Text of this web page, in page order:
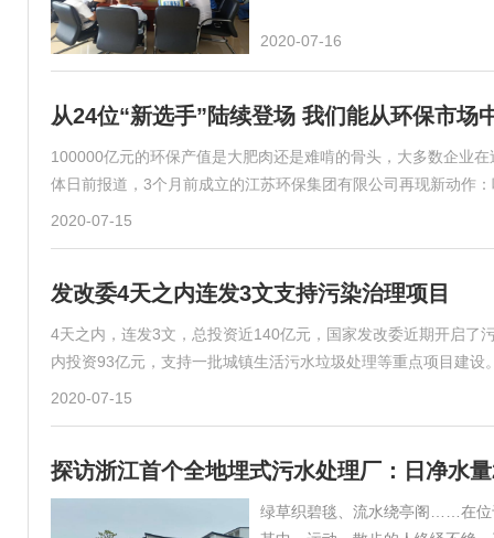
2020-07-16
从24位“新选手”陆续登场 我们能从环保市场
100000亿元的环保产值是大肥肉还是难啃的骨头，大多数企业
体日前报道，3个月前成立的江苏环保集团有限公司再现新动作
2020-07-15
发改委4天之内连发3文支持污染治理项目
4天之内，连发3文，总投资近140亿元，国家发改委近期开启了
内投资93亿元，支持一批城镇生活污水垃圾处理等重点项目建设
2020-07-15
探访浙江首个全地埋式污水处理厂：日净水
绿草织碧毯、流水绕亭阁……在位